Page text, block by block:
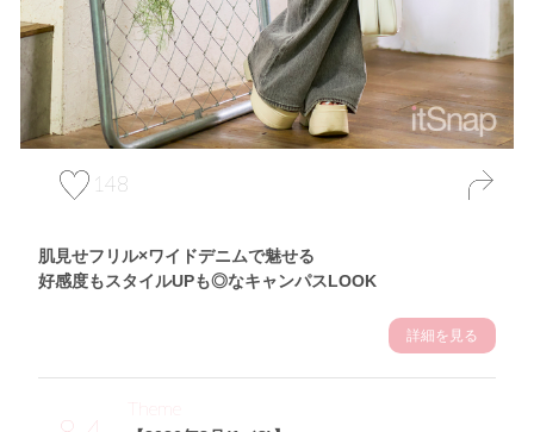
148
肌見せフリル×ワイドデニムで魅せる
好感度もスタイルUPも◎なキャンパスLOOK
詳細を見る
Theme